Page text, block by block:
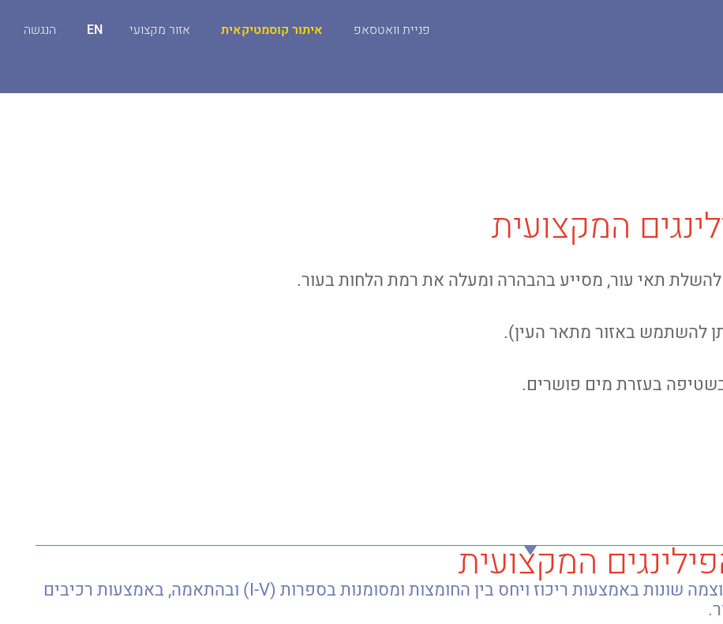
פניית וואטסאפ איתור קוסמטיקאית אזור מקצועי EN הנגשה
המקצועית
להשלת תאי עור, מסייע בהבהרה ומעלה את רמת הלחות בעור.
להשתמש באזור מתאר העין).
המקצועית
סדרת פילינגים מקצועית המבודלת ברמות עוצמה שונות באמצעות ריכוז ויחס בין החומצות ומסומנות בספרות (I-V) ובהתאמה, באמצעות רכיבים